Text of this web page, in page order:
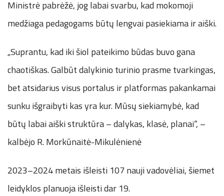
Ministrė pabrėžė, jog labai svarbu, kad mokomoji
medžiaga pedagogams būtų lengvai pasiekiama ir aiški.
„Suprantu, kad iki šiol pateikimo būdas buvo gana
chaotiškas. Galbūt dalykinio turinio prasme tvarkingas,
bet atsidarius visus portalus ir platformas pakankamai
sunku išgraibyti kas yra kur. Mūsų siekiamybė, kad
būtų labai aiški struktūra – dalykas, klasė, planai“, –
kalbėjo R. Morkūnaitė-Mikulėnienė
2023–2024 metais išleisti 107 nauji vadovėliai, šiemet
leidyklos planuoja išleisti dar 19.